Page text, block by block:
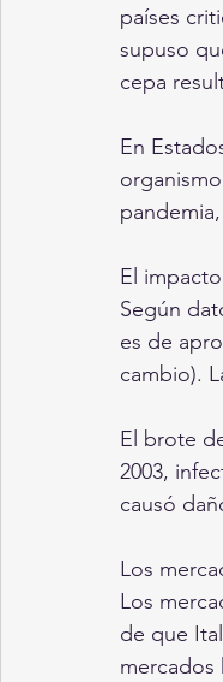
países
supuso
cepa
En
El
Según
es de
cambio).
El brote
2003,
causó
Los
Los
de que
mercados